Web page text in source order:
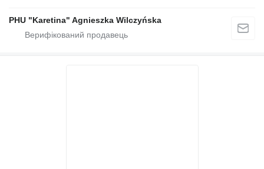
PHU "Karetina" Agnieszka Wilczyńska